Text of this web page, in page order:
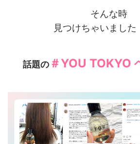
そんな時
見つけちゃいました
話題の ＃YOU TOKYO